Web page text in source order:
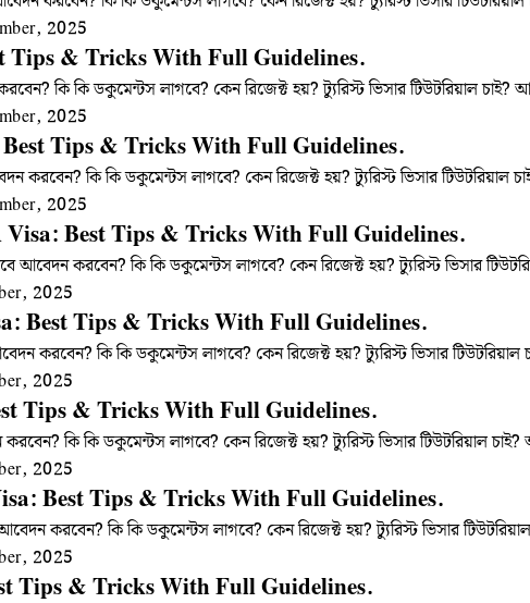
2025
Tips & Tricks With Full Guidelines.
কি কি ডকুমেন্টস লাগবে? কেন রিজেক্ট হয়? ট্যুরিস্ট ভিসার টিউটরিয়াল
2025
Best Tips & Tricks With Full Guidelines.
করবেন? কি কি ডকুমেন্টস লাগবে? কেন রিজেক্ট হয়? ট্যুরিস্ট ভিসার
2025
Visa: Best Tips & Tricks With Full Guidelines.
আবেদন করবেন? কি কি ডকুমেন্টস লাগবে? কেন রিজেক্ট হয়? ট্যুরিস্ট ভিসার
2025
Best Tips & Tricks With Full Guidelines.
করবেন? কি কি ডকুমেন্টস লাগবে? কেন রিজেক্ট হয়? ট্যুরিস্ট ভিসার
2025
Tips & Tricks With Full Guidelines.
করবেন? কি কি ডকুমেন্টস লাগবে? কেন রিজেক্ট হয়? ট্যুরিস্ট ভিসার টিউটরিয়াল
2025
Best Tips & Tricks With Full Guidelines.
করবেন? কি কি ডকুমেন্টস লাগবে? কেন রিজেক্ট হয়? ট্যুরিস্ট ভিসার
2025
Tips & Tricks With Full Guidelines.